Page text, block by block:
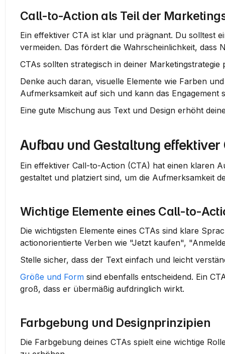
Call-to-Action als Teil der
Ein effektiver CTA ist klar und prägnant. Du solltest
vermeiden. Das fördert die Wahrscheinlichkeit, dass
CTAs sollten strategisch in deiner
Denke auch daran, visuelle Elemente wie Farben
Aufmerksamkeit auf sich und kann das Engagement
Eine gute Mischung aus Text und Design erhöht
Aufbau und Gestaltung effektiver
Ein effektiver Call-to-Action (CTA) hat einen klaren
gestaltet und platziert sind, um die Aufmerksamkeit
Wichtige Elemente eines Call-to-
Die wichtigsten Elemente eines CTAs sind klare
actionorientierte Verben wie "Jetzt kaufen",
Stelle sicher, dass der Text einfach und leicht
Größe und Form sind ebenfalls entscheidend. Ein
groß, dass er übermäßig aufdringlich wirkt.
Farbgebung und Designprinzipien
Die Farbgebung deines CTAs spielt eine wichtige